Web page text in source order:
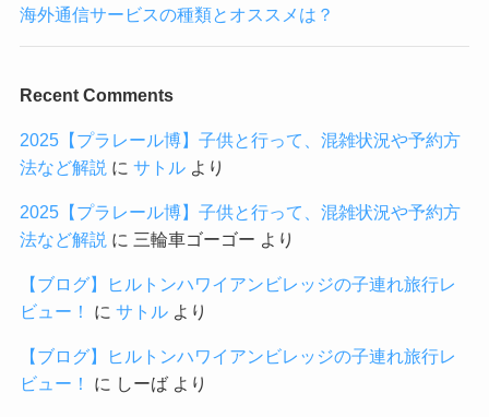
海外通信サービスの種類とオススメは？
Recent Comments
2025【プラレール博】子供と行って、混雑状況や予約方
法など解説 に サトルより
2025【プラレール博】子供と行って、混雑状況や予約方
法など解説 に 三輪車ゴーゴー より
【ブログ】ヒルトンハワイアンビレッジの子連れ旅行レ
ビュー！
に サトルより
【ブログ】ヒルトンハワイアンビレッジの子連れ旅行レ
ビュー！
に しーばより